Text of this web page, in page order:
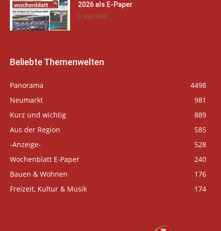
2026 als E-Paper
9. Mai 2026
Beliebte Themenwelten
Panorama
4498
Neumarkt
981
Kurz und wichtig
889
Aus der Region
585
-Anzeige-
528
Wochenblatt E-Paper
240
Bauen & Wohnen
176
Freizeit, Kultur & Musik
174